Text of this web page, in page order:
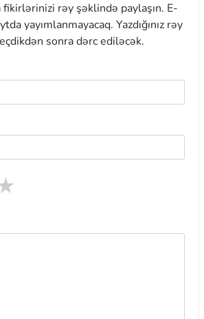
fikirlərinizi rəy şəklində paylaşın. E-
yayımlanmayacaq. Yazdığınız rəy
sonra dərc ediləcək.